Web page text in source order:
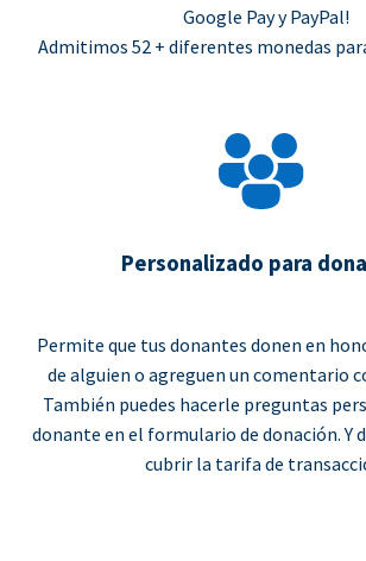
Google Pay y PayPal!
Admitimos 52 + diferentes monedas
Personalizado para
Permite que tus donantes donen en
de alguien o agreguen un comentario
También puedes hacerle preguntas
donante en el formulario de donación. Y
cubrir la tarifa de